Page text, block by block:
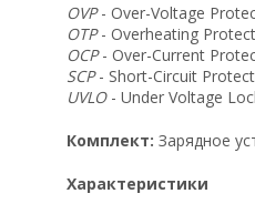
OVP- Over-Voltage
OTP- Overheating
OCP- Over-Current
SCP- Short-Circuit
UVLO- Under Voltage
Комплект: Зарядное
Характеристики